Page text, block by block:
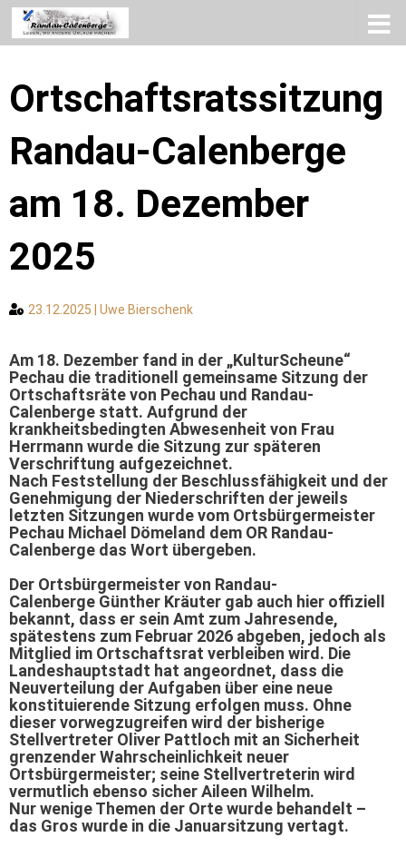
Zum Inhalt springen
Ortschaftsratssitzung
Randau-Calenberge
am 18. Dezember
2025
23.12.2025 | Uwe Bierschenk
Am 18. Dezember fand in der „KulturScheune“
Pechau die traditionell gemeinsame Sitzung der
Ortschaftsräte von Pechau und Randau-
Calenberge statt. Aufgrund der
krankheitsbedingten Abwesenheit von Frau
Herrmann wurde die Sitzung zur späteren
Verschriftung aufgezeichnet.
Nach Feststellung der Beschlussfähigkeit und der
Genehmigung der Niederschriften der jeweils
letzten Sitzungen wurde vom Ortsbürgermeister
Pechau Michael Dömeland dem OR Randau-
Calenberge das Wort übergeben.
Der Ortsbürgermeister von Randau-
Calenberge Günther Kräuter gab auch hier offiziell
bekannt, dass er sein Amt zum Jahresende,
spätestens zum Februar 2026 abgeben, jedoch als
Mitglied im Ortschaftsrat verbleiben wird. Die
Landeshauptstadt hat angeordnet, dass die
Neuverteilung der Aufgaben über eine neue
konstituierende Sitzung erfolgen muss. Ohne
dieser vorwegzugreifen wird der bisherige
Stellvertreter Oliver Pattloch mit an Sicherheit
grenzender Wahrscheinlichkeit neuer
Ortsbürgermeister; seine Stellvertreterin wird
vermutlich ebenso sicher Aileen Wilhelm.
Nur wenige Themen der Orte wurde behandelt –
das Gros wurde in die Januarsitzung vertagt.